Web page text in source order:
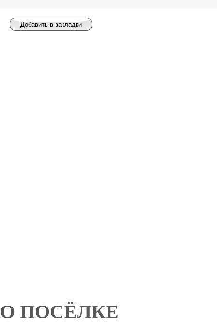
О ПОСЁЛКЕ